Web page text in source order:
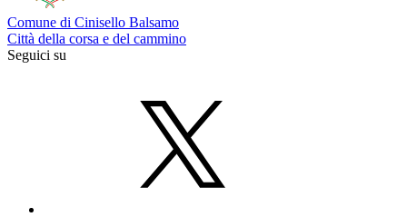
Comune di Cinisello Balsamo
Città della corsa e del cammino
Seguici su